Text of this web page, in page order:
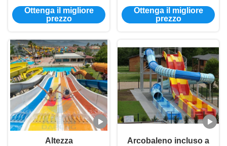
Racer Water Slide
Rainbow della
Ottenga il migliore
prezzo
del corridore della
vetroresina dello
Water
Ottenga il migliore
prezzo
Altezza
Arcobaleno incluso a